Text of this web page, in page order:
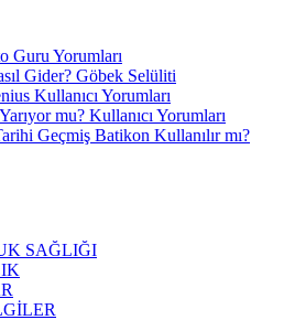
Guru Yorumları
Gider? Göbek Selüliti
Kullanıcı Yorumları
mu? Kullanıcı Yorumları
Geçmiş Batikon Kullanılır mı?
SAĞLIĞI